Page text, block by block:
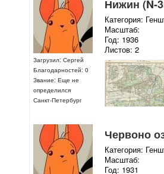
Загрузил: Сергей
Благодарностей: 0
Звание: Еще не
определился
Санкт-Петербург
Нижин (N-
Категория:
Масштаб:
Год: 1936
Листов: 2
Червоно
Категория:
Масштаб:
Год: 1931